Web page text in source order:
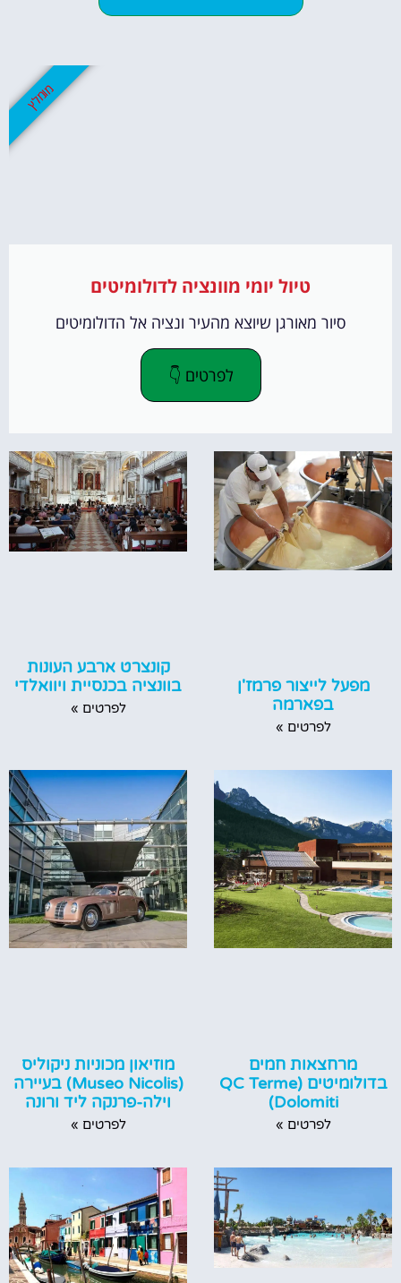
טיול יומי מוונציה לדולומיטים
סיור מאורגן שיוצא מהעיר ונציה אל הדולומיטים
לפרטים 👇
מומלץ
מפעל לייצור פרמז'ן
בפארמה
לפרטים »
קונצרט ארבע העונות
בוונציה בכנסיית ויוואלדי
לפרטים »
מרחצאות חמים
בדולומיטים (QC Terme
Dolomiti)
לפרטים »
מוזיאון מכוניות ניקוליס
(Museo Nicolis) בעיירה
וילה-פרנקה ליד ורונה
לפרטים »